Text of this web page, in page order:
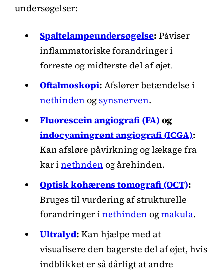
undersøgelser:
Spaltelampeundersøgelse: Påviser
inflammatoriske forandringer i
forreste og midterste del af øjet.
Oftalmoskopi: Afslører betændelse i
nethinden ogsynsnerven.
Fluorescein angiografi (FA) og
indocyaningrønt angiografi (ICGA):
Kan afsløre påvirkning og lækage fra
kar inethnden og årehinden.
Optisk kohærens tomografi (OCT):
Bruges til vurdering af strukturelle
forandringer inethinden ogmakula.
Ultralyd: Kan hjælpe med at
visualisere den bagerste del af øjet, hvis
indblikket er så dårligt at andre